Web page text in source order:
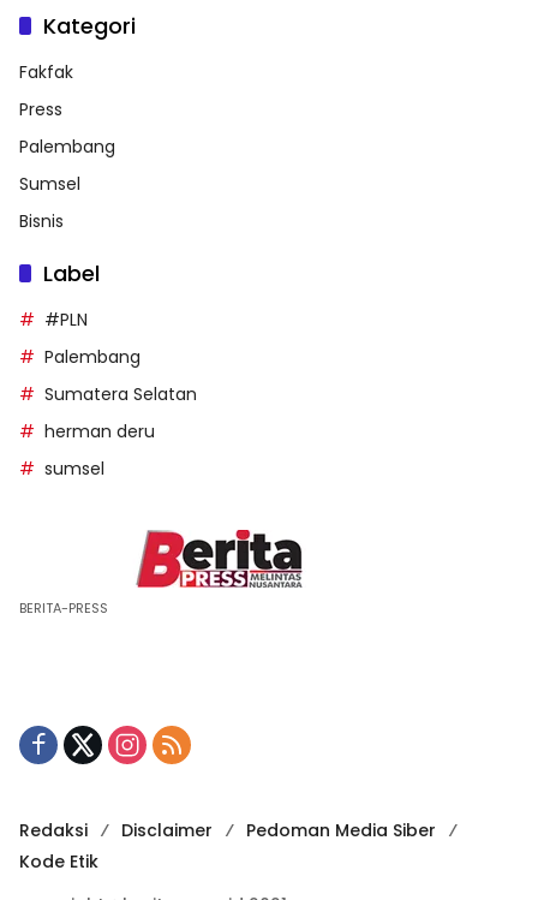
Kategori
Fakfak
Press
Palembang
Sumsel
Bisnis
Label
#PLN
Palembang
Sumatera Selatan
herman deru
sumsel
BERITA-PRESS
Redaksi Disclaimer
Pedoman Media Siber
Kode Etik